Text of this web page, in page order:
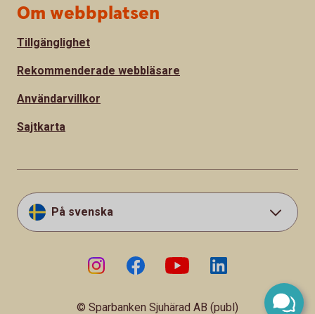
Om webbplatsen
Tillgänglighet
Rekommenderade webbläsare
Användarvillkor
Sajtkarta
På svenska
© Sparbanken Sjuhärad AB (publ)